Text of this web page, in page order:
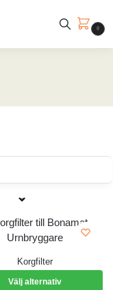
0
Korgfilter
Välj alternativ